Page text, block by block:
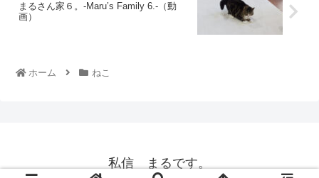
まるさん家６。-Maru’s Family 6.-（動
画）
ホーム ねこ
私信 まるです。